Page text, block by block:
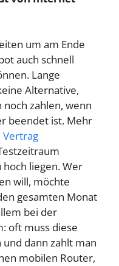
um am Ende
auch schnell
Lange
Alternative,
zahlen, wenn
beendet ist. Mehr
liegen. Wer
will, möchte
gesamten Monat
bei der
oft muss diese
dann zahlt man
mobilen Router,